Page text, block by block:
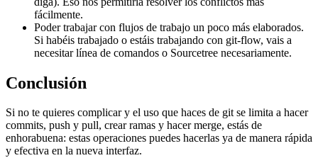
fácilmente.
Poder trabajar con flujos de trabajo un poco más elaborados.
Si habéis trabajado o estáis trabajando con git-flow, vais a
necesitar línea de comandos o Sourcetree necesariamente.
Conclusión
Si no te quieres complicar y el uso que haces de git se limita a hacer
commits, push y pull, crear ramas y hacer merge, estás de
enhorabuena: estas operaciones puedes hacerlas ya de manera rápida
y efectiva en la nueva interfaz.